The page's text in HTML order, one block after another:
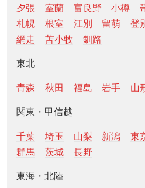
夕張
室蘭 富良野 小樽
札幌
根室 江別 留萌 登
網走
苫小牧 釧路
東北
青森 秋田 福島 岩手 山
関東・甲信越
千葉 埼玉 山梨 新潟 東
群馬
茨城 長野
東海・北陸